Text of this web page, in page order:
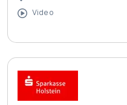
Video